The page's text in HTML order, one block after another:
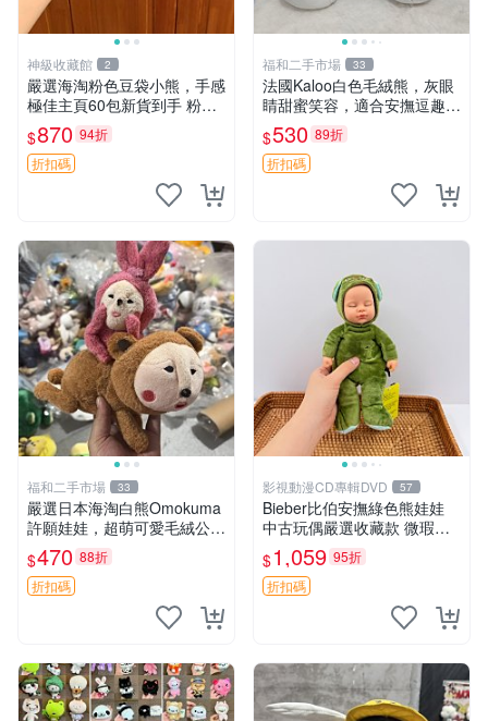
神級收藏館 2
嚴選海淘粉色豆袋小熊，手感
極佳主頁60包新貨到手 粉熊
豆袋 女孩豆袋熊
$870 94折
折扣碼
福和二手市場 33
法國Kaloo白色毛絨熊，灰眼
睛甜蜜笑容，適合安撫逗趣可
愛，柔軟面料手感佳。14 白
色安撫熊 毛絨玩具 寶寶逗樂
具
$530 89折
折扣碼
福和二手市場 33
嚴選日本海淘白熊Omokuma
許願娃娃，超萌可愛毛絨公仔
推薦收藏 白熊 Omokuma 毛
絨玩具 偽裝娃娃 玩具擺飾
$470 88折
折扣碼
影視動漫CD專輯DVD 57
Bieber比伯安撫綠色熊娃娃
中古玩偶嚴選收藏款 微瑕輕
度使用 Bieber綠熊娃娃 中古
玩偶 微瑕
$1,059 95折
折扣碼